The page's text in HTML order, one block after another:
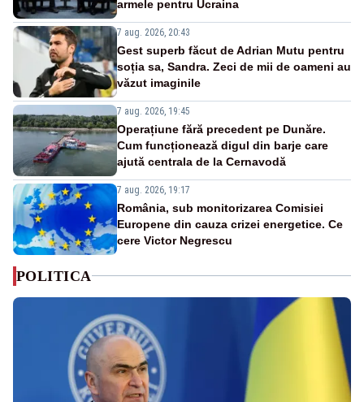
armele pentru Ucraina
7 aug. 2026, 20:43
Gest superb făcut de Adrian Mutu pentru
soția sa, Sandra. Zeci de mii de oameni au
văzut imaginile
7 aug. 2026, 19:45
Operațiune fără precedent pe Dunăre.
Cum funcționează digul din barje care
ajută centrala de la Cernavodă
7 aug. 2026, 19:17
România, sub monitorizarea Comisiei
Europene din cauza crizei energetice. Ce
cere Victor Negrescu
POLITICA